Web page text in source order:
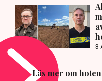
3
Läs mer om